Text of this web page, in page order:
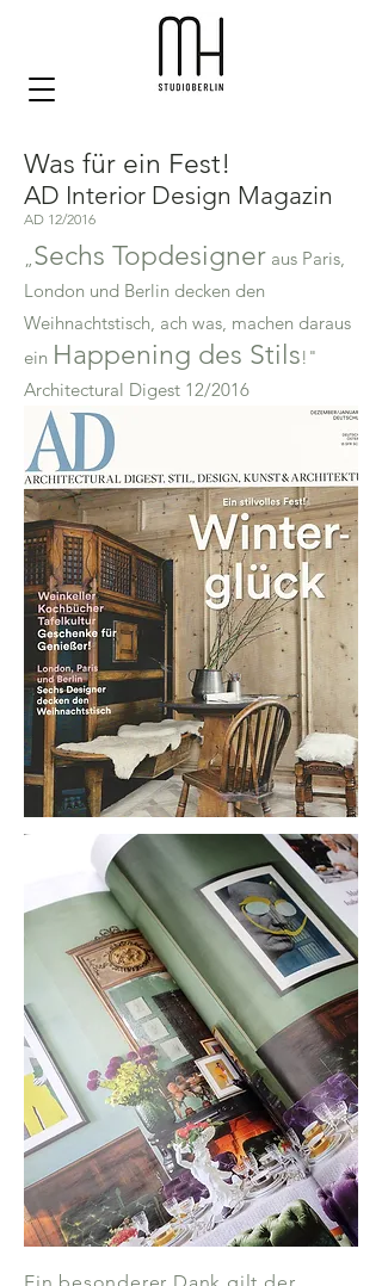
Was für ein Fest!
AD Interior Design Magazin
AD 12/2016
„Sechs Topdesigner aus Paris,
London und Berlin decken den
Weihnachtstisch, ach was, machen daraus
ein Happening des Stils!"
Architectural Digest 12/2016